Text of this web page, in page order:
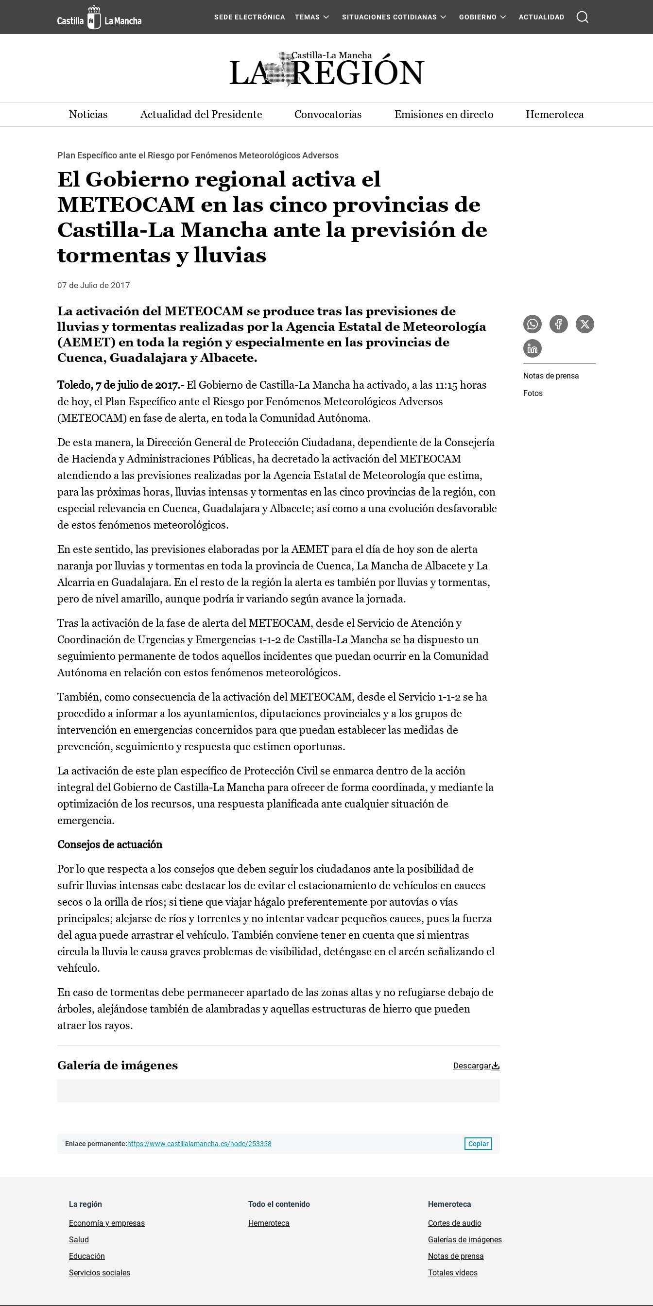
Pasar al contenido principal
SEDE ELECTRÓNICA TEMAS SITUACIONES COTIDIANAS GOBIERNO ACTUALIDAD
Noticias Actualidad del Presidente Convocatorias Emisiones en directo Hemeroteca
Plan Específico ante el Riesgo por Fenómenos Meteorológicos Adversos
El Gobierno regional activa el
METEOCAM en las cinco provincias de
Castilla-La Mancha ante la previsión de
tormentas y lluvias
07 de Julio de 2017
La activación del METEOCAM se produce tras las previsiones de
lluvias y tormentas realizadas por la Agencia Estatal de Meteorología
(AEMET) en toda la región y especialmente en las provincias de
Cuenca, Guadalajara y Albacete.
Toledo, 7 de julio de 2017.-El Gobierno de Castilla-La Mancha ha activado, a las 11:15 horas
de hoy, el Plan Específico ante el Riesgo por Fenómenos Meteorológicos Adversos
(METEOCAM) en fase de alerta, en toda la Comunidad Autónoma.
De esta manera, la Dirección General de Protección Ciudadana, dependiente de la Consejería
de Hacienda y Administraciones Públicas, ha decretado la activación del METEOCAM
atendiendo a las previsiones realizadas por la Agencia Estatal de Meteorología que estima,
para las próximas horas, lluvias intensas y tormentas en las cinco provincias de la región, con
especial relevancia en Cuenca, Guadalajara y Albacete; así como a una evolución desfavorable
de estos fenómenos meteorológicos.
En este sentido, las previsiones elaboradas por la AEMET para el día de hoy son de alerta
naranja por lluvias y tormentas en toda la provincia de Cuenca, La Mancha de Albacete y La
Alcarria en Guadalajara. En el resto de la región la alerta es también por lluvias y tormentas,
pero de nivel amarillo, aunque podría ir variando según avance la jornada.
Tras la activación de la fase de alerta del METEOCAM, desde el Servicio de Atención y
Coordinación de Urgencias y Emergencias 1-1-2 de Castilla-La Mancha se ha dispuesto un
seguimiento permanente de todos aquellos incidentes que puedan ocurrir en la Comunidad
Autónoma en relación con estos fenómenos meteorológicos.
También, como consecuencia de la activación del METEOCAM, desde el Servicio 1-1-2 se ha
procedido a informar a los ayuntamientos, diputaciones provinciales y a los grupos de
intervención en emergencias concernidos para que puedan establecer las medidas de
prevención, seguimiento y respuesta que estimen oportunas.
La activación de este plan específico de Protección Civil se enmarca dentro de la acción
integral del Gobierno de Castilla-La Mancha para ofrecer de forma coordinada, y mediante la
optimización de los recursos, una respuesta planificada ante cualquier situación de
emergencia.
Consejos de actuación
Por lo que respecta a los consejos que deben seguir los ciudadanos ante la posibilidad de
sufrir lluvias intensas cabe destacar los de evitar el estacionamiento de vehículos en cauces
secos o la orilla de ríos; si tiene que viajar hágalo preferentemente por autovías o vías
principales; alejarse de ríos y torrentes y no intentar vadear pequeños cauces, pues la fuerza
del agua puede arrastrar el vehículo. También conviene tener en cuenta que si mientras
circula la lluvia le causa graves problemas de visibilidad, deténgase en el arcén señalizando el
vehículo.
En caso de tormentas debe permanecer apartado de las zonas altas y no refugiarse debajo de
árboles, alejándose también de alambradas y aquellas estructuras de hierro que pueden
atraer los rayos.
Galería de imágenes Descargar
Enlace permanente:https://www.castillalamancha.es/node/253358 Copiar
Notas de prensa
Fotos
La región
Economía y empresas
Salud
Educación
Servicios sociales
Todo el contenido
Hemeroteca
Hemeroteca
Cortes de audio
Galerías de imágenes
Notas de prensa
Totales vídeos